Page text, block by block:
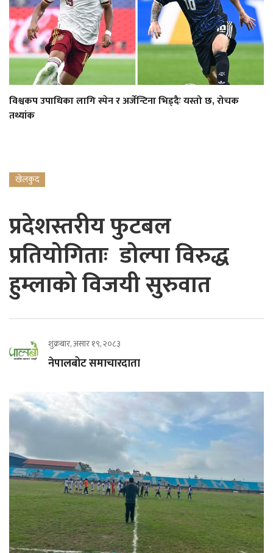
विश्वकप उपाधिका लागि स्पेन र अर्जेन्टिना भिड्दैः यस्तो छ, रोचक
तथ्यांक
खेलकुद
प्रदेशस्तरीय फुटबल
प्रतियोगिताः डोल्पा विरुद्ध
हुम्लाको विजयी सुरुवात
शुक्रबार, असार १९, २०८३
नेपालबोट समाचारदाता